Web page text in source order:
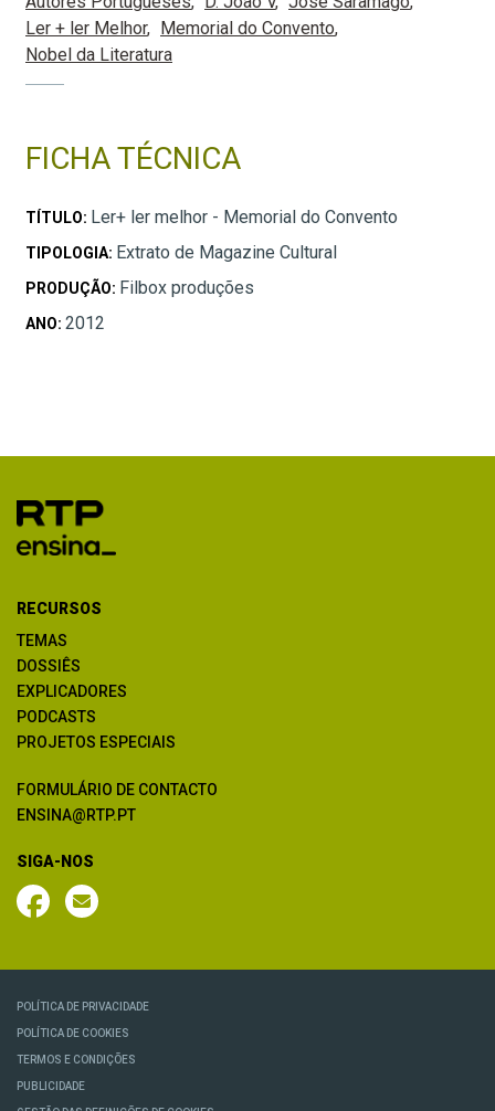
Ler + ler Melhor
Memorial do Convento
Nobel da Literatura
FICHA TÉCNICA
TÍTULO: Ler+ ler melhor - Memorial do Convento
TIPOLOGIA: Extrato de Magazine Cultural
PRODUÇÃO: Filbox produções
ANO: 2012
RECURSOS
TEMAS
DOSSIÊS
EXPLICADORES
PODCASTS
PROJETOS ESPECIAIS
FORMULÁRIO DE CONTACTO
ENSINA@RTP.PT
SIGA-NOS
POLÍTICA DE PRIVACIDADE
POLÍTICA DE COOKIES
TERMOS E CONDIÇÕES
PUBLICIDADE